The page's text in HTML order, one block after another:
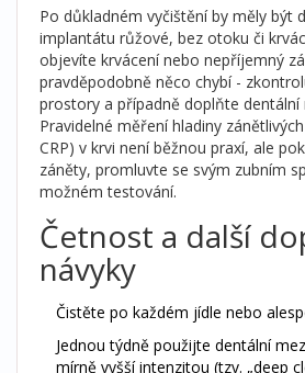
Po důkladném vyčištění by měly být
implantátu růžové, bez otoku či
objevíte krvácení nebo nepříjemný
pravděpodobně něco chybí -
prostory a případně doplňte dentální
Pravidelné měření hladiny
CRP) v krvi není běžnou praxí, ale
záněty, promluvte se svým zubním
možném testování.
Četnost a další
návyky
Čistěte po každém jídle nebo
Jednou týdně použijte dentální
mírně vyšší intenzitou (tzv. „deep